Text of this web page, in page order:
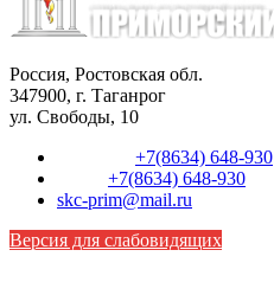
Россия, Ростовская обл.
347900, г. Таганрог
ул. Свободы, 10
+7(8634) 648-930
+7(8634) 648-930
skc-prim@mail.ru
Версия для слабовидящих